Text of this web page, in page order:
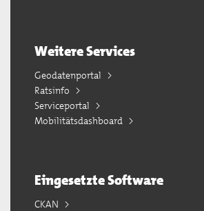
Weitere Services
Geodatenportal
Ratsinfo
Serviceportal
Mobilitätsdashboard
Eingesetzte Software
CKAN